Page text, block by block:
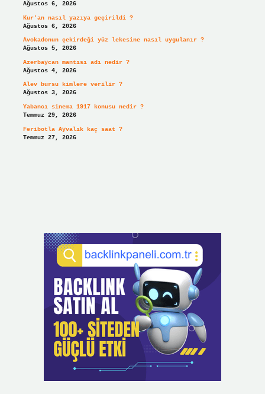
Ağustos 6, 2026
Kur’an nasıl yazıya geçirildi ?
Ağustos 6, 2026
Avokadonun çekirdeği yüz lekesine nasıl uygulanır ?
Ağustos 5, 2026
Azerbaycan mantısı adı nedir ?
Ağustos 4, 2026
Alev bursu kimlere verilir ?
Ağustos 3, 2026
Yabancı sinema 1917 konusu nedir ?
Temmuz 29, 2026
Feribotla Ayvalık kaç saat ?
Temmuz 27, 2026